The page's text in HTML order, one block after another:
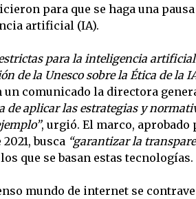
para que se haga una pausa
artificial (IA).
para la inteligencia
de la Unesco sobre la Ética de la
un comunicado la directora
de aplicar las estrategias y
, urgió. El marco, aprobado
busca “garantizar la
que se basan estas tecnologías.
mundo de internet se